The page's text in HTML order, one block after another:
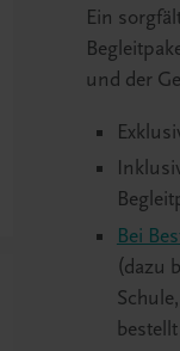
Ein
und der
Bei
(dazu